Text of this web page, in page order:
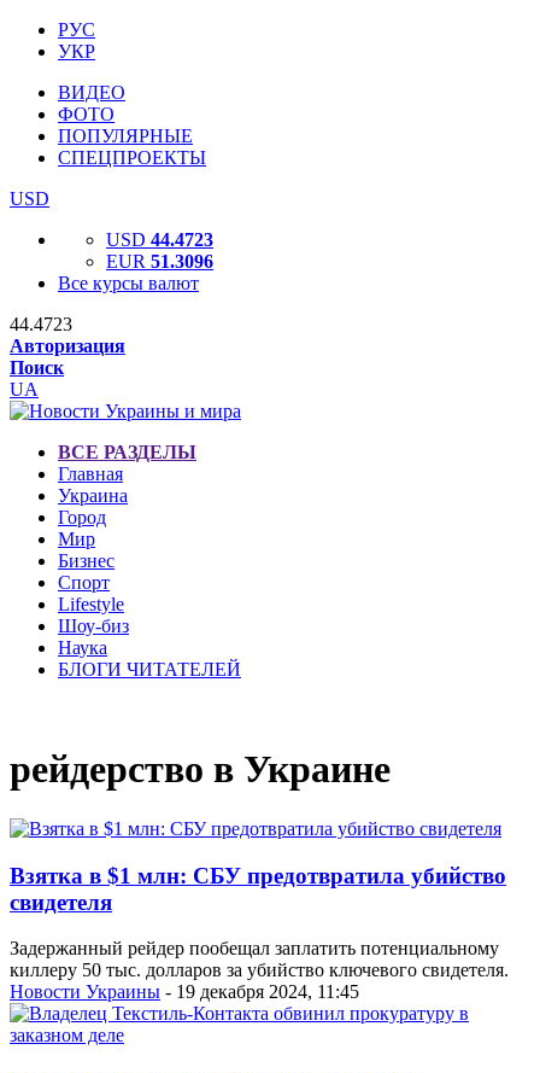
РУС
УКР
ВИДЕО
ФОТО
ПОПУЛЯРНЫЕ
СПЕЦПРОЕКТЫ
USD
USD 44.4723
EUR 51.3096
Все курсы валют
44.4723
Авторизация
Поиск
UA
ВСЕ РАЗДЕЛЫ
Главная
Украина
Город
Мир
Бизнес
Спорт
Lifestyle
Шоу-биз
Наука
БЛОГИ ЧИТАТЕЛЕЙ
рейдерство в Украине
Взятка в $1 млн: СБУ предотвратила убийство
свидетеля
Задержанный рейдер пообещал заплатить потенциальному
киллеру 50 тыс. долларов за убийство ключевого свидетеля.
Новости Украины - 19 декабря 2024, 11:45